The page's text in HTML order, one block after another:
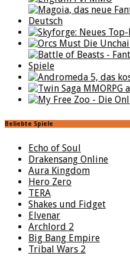
Beliebte Spiele
Echo of Soul
Drakensang Online
Aura Kingdom
Hero Zero
TERA
Shakes und Fidget
Elvenar
Archlord 2
Big Bang Empire
Tribal Wars 2